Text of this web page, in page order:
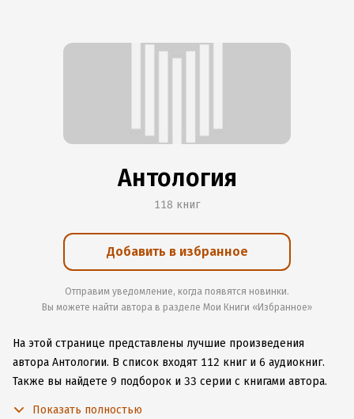
Антология
118 книг
Добавить в избранное
Отправим уведомление, когда появятся новинки.
Вы можете найти автора в разделе Мои Книги «Избранное»
На этой странице представлены лучшие произведения
автора Антологии. В список входят 112 книг и 6 аудиокниг.
Также вы найдете 9 подборок и 33 серии с книгами автора.
Показать полностью